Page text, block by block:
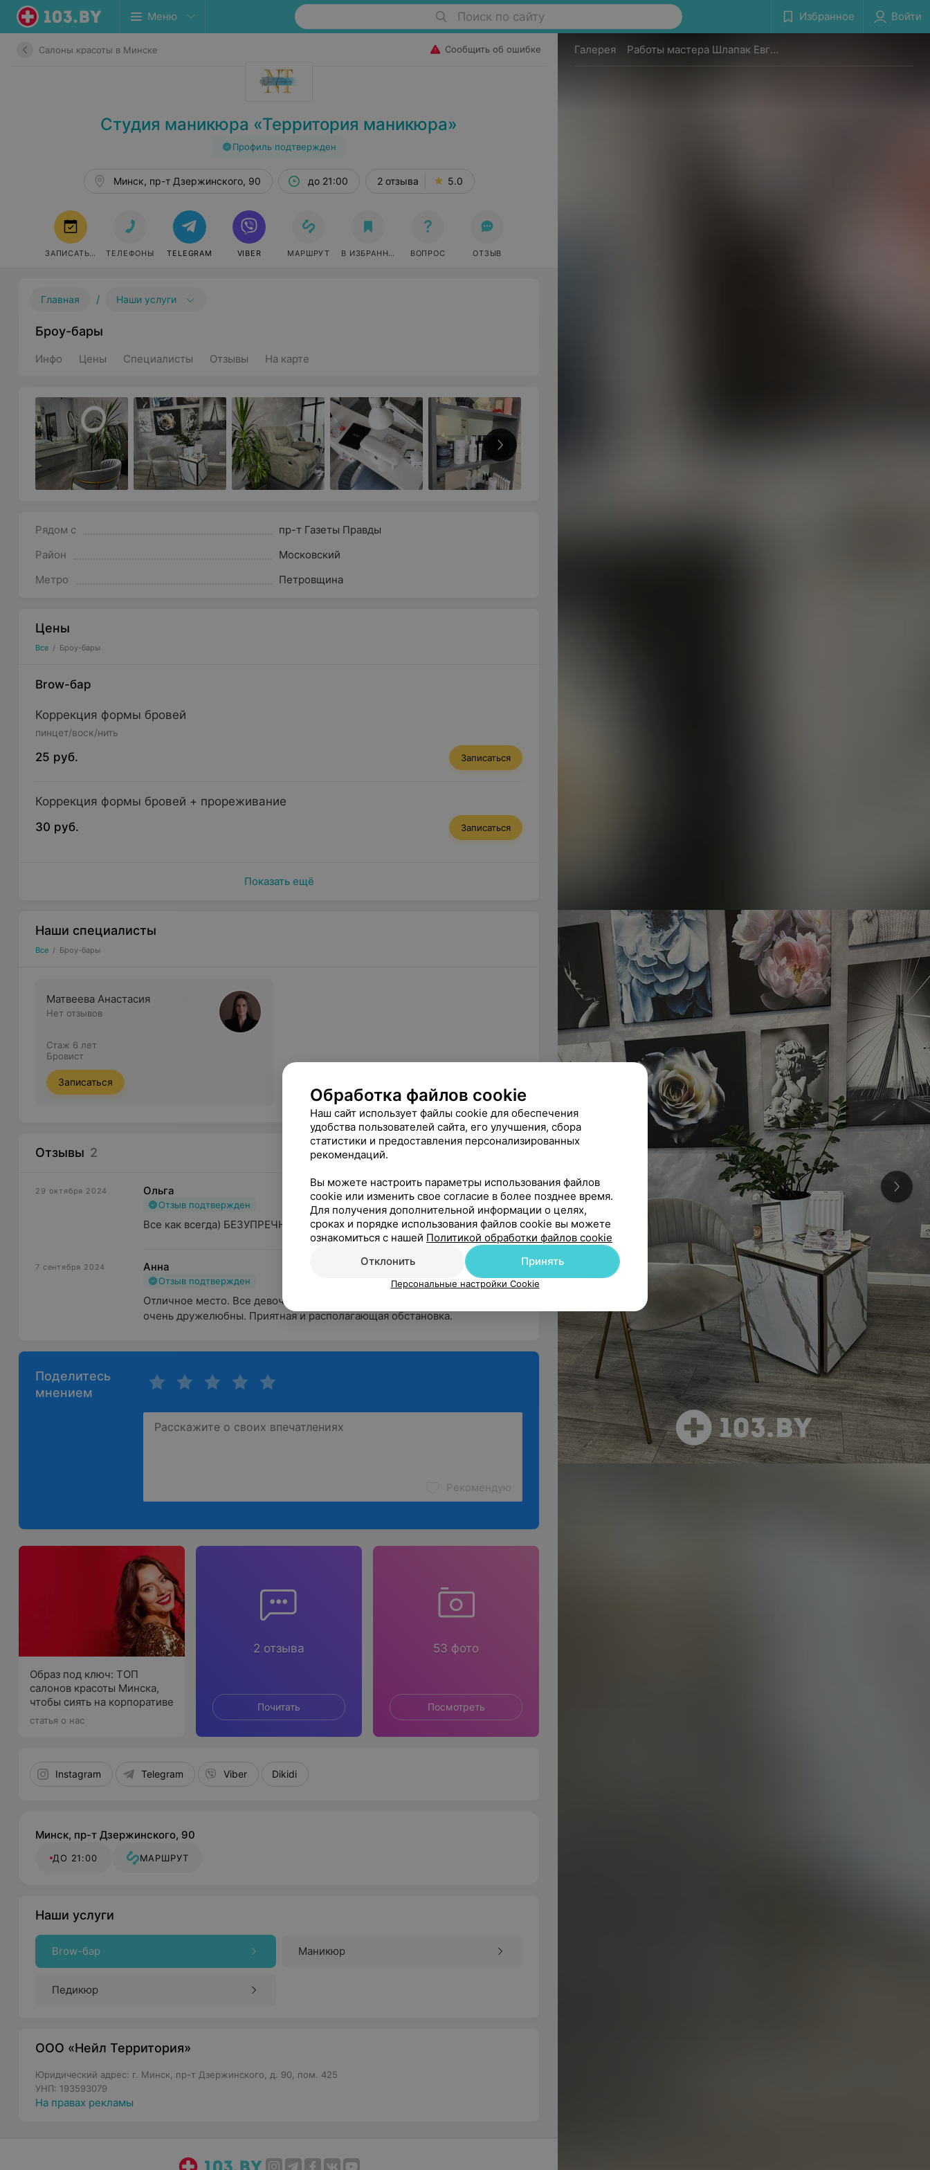
Меню Поиск по сайту Избранное Войти
Салоны красоты в Минске Сообщить об ошибке
Студия маникюра «Территория маникюра»
Профиль подтвержден
Минск, пр-т Дзержинского, 90 до 21:00 2 отзыва 5.0
ЗАПИСАТЬСЯ ТЕЛЕФОНЫ TELEGRAM VIBER МАРШРУТ В ИЗБРАННОЕ ВОПРОС ОТЗЫВ
Главная / Наши услуги
Броу-бары
Инфо Цены Специалисты Отзывы На карте
Рядом с
пр-т Газеты Правды
Район
Московский
Метро
Петровщина
Цены
Все / Броу-бары
Brow-бар
Коррекция формы бровей
пинцет/воск/нить
25 руб. Записаться
Коррекция формы бровей + прореживание
30 руб.
Записаться
Показать ещё
Наши специалисты
Все / Броу-бары
Матвеева Анастасия
Нет отзывов
Стаж 6 лет
Бровист
Записаться
Отзывы 2
29 октября 2024 Ольга
Отзыв подтвержден
Все как всегда) БЕЗУПРЕЧНО
7 сентября 2024 Анна
Отзыв подтвержден
Отличное место. Все девочки прекрасные мастера. Администраторы
очень дружелюбны. Приятная и располагающая обстановка.
Поделитесь
мнением
Рекомендую
Образ под ключ: ТОП
салонов красоты Минска,
чтобы сиять на корпоративе
статья о нас
2 отзыва
Почитать
53 фото
Посмотреть
Instagram Telegram Viber Dikidi
Минск, пр-т Дзержинского, 90
ДО 21:00 МАРШРУТ
Наши услуги
Brow-бар Маникюр
Педикюр
ООО «Нейл Территория»
Юридический адрес: г. Минск, пр-т Дзержинского, д. 90, пом. 425
УНП: 193593079
На правах рекламы
Галерея Работы мастера Шлапак Евгения
Обработка файлов cookie
Наш сайт использует файлы cookie для обеспечения
удобства пользователей сайта, его улучшения, сбора
статистики и предоставления персонализированных
рекомендаций.
Вы можете настроить параметры использования файлов
cookie или изменить свое согласие в более позднее время.
Для получения дополнительной информации о целях,
сроках и порядке использования файлов cookie вы можете
ознакомиться с нашей Политикой обработки файлов cookie
Отклонить
Принять
Персональные настройки Cookie